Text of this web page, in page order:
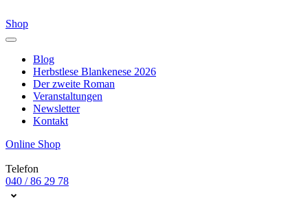
Shop
Blog
Herbstlese Blankenese 2026
Der zweite Roman
Veranstaltungen
Newsletter
Kontakt
Online Shop
Telefon
040 / 86 29 78